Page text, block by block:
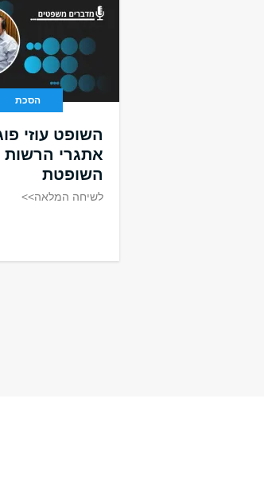
מחזור
הסכת
השופט עוזי
אתגרי הרשות
השופטת
לשיחה המלאה>>